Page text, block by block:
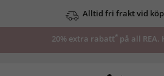
Alltid fri frakt vid köp
20% extra rabatt*på all REA.